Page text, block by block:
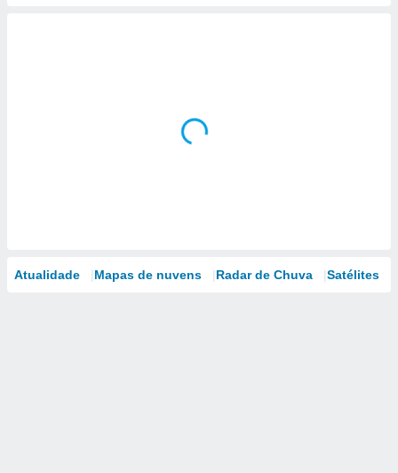
Atualidade Mapas de nuvens Radar de Chuva Satélites